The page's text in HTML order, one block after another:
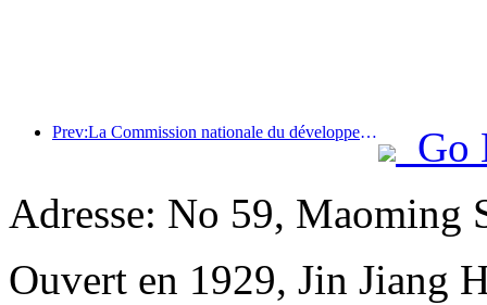
Prev:La Commission nationale du développement et de la réforme a publié le premier lot de 49 destinations sportives de plein air de haute qualité
Go
Adresse: No 59, Maoming
Ouvert en 1929, Jin Jiang